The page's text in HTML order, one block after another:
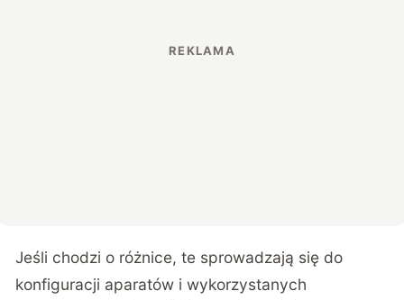
Jeśli chodzi o różnice, te sprowadzają się do
konfiguracji aparatów i wykorzystanych